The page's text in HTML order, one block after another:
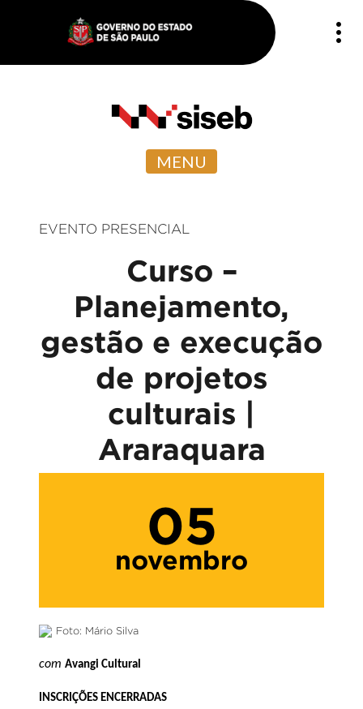
MENU
EVENTO PRESENCIAL
Curso –
Planejamento,
gestão e execução
de projetos
culturais |
Araraquara
05
novembro
Foto: Mário Silva
com Avangi Cultural
INSCRIÇÕES ENCERRADAS